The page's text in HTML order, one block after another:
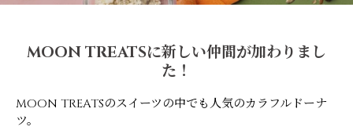
MOON TREATSに新しい仲間が加わりまし
た！
MOON TREATSのスイーツの中でも人気のカラフルドーナ
ツ。